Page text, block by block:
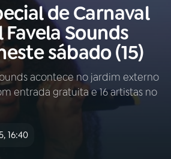
Buscar
AO VIVO
de Carnaval
Sounds
sábado (15)
acontece no jardim externo
entrada gratuita e 16 artistas no
16:40